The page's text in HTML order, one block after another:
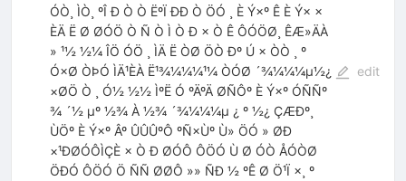
ÓÒ¸ ÌÒ¸ ºÎ Ð Ò Ò ËºÏ ÐÐ Ò ÖÓ ¸ È Ý×º Ê È Ý× ×
ÈÄ Ë Ø ØÓÖ Ò Ñ Ò Ì Ò Ð × Ò Ê ÔÓÖØ¸ ÊÆ»ÄÀ
» ¹½ ½¼ ÎÖ ÓÖ ¸ ÌÄ Ë ÒØ ÖÒ Ðº Ú × ÒÒ ¸ º
Ó×Ø ÒÞÓ ÌÄ¹ÈÀ Ë¹¾¼¼¼¹¼ ÒÓØ ´¾¼¼¼µ½¿
×ØÖ Ò ¸ Ó½ ½½ ÌºË Ó ºÄºÄ ØÑÔº È Ý×º ÓÑÑº
¾ ´½ µº ½¾ À ½¾ ´¾¼¼¼µ ¿ º ½¿ ÇÆÐº¸
ÙÖº È Ý×º Âº ÛÛÛºÔ ºÑ×Ùº Ù» ÖÓ » ØÐ
×¹ÐØÓÔÌÇÈ × Ò Ð ØÓÔ ÔÖÓ Ù Ø ÓÒ ÅÓÒØ
ÖÐÓ ÔÖÓ Ö ÑÑ ØØÔ »» ÑÐ ½ ºÊ Ø Ö¹Ï ×¸ º
edit